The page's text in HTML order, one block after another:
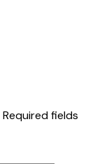
Required fields